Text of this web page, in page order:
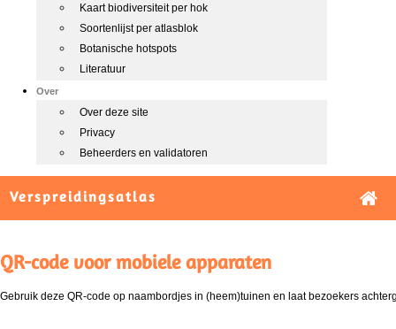
Kaart biodiversiteit per hok
Soortenlijst per atlasblok
Botanische hotspots
Literatuur
Over
Over deze site
Privacy
Beheerders en validatoren
Verspreidingsatlas
QR-code voor mobiele apparaten
Gebruik deze QR-code op naambordjes in (heem)tuinen en laat bezoekers